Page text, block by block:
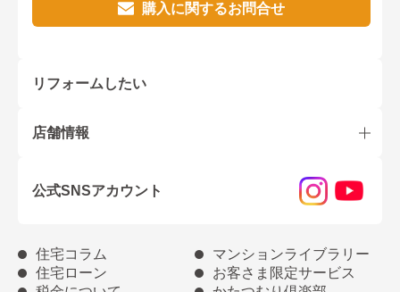
購入に関するお問合せ
リフォームしたい
店舗情報
公式SNSアカウント
住宅コラム
マンションライブラリー
住宅ローン
お客さま限定サービス